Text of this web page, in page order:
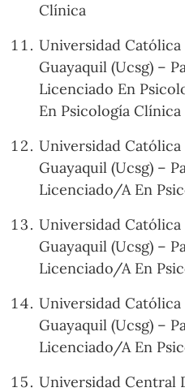
Clínica
Universidad Católica
Guayaquil (Ucsg) –
Licenciado En
En Psicología Clínica
Universidad Católica
Guayaquil (Ucsg) –
Licenciado/A En
Universidad Católica
Guayaquil (Ucsg) –
Licenciado/A En
Universidad Católica
Guayaquil (Ucsg) –
Licenciado/A En
Universidad Central